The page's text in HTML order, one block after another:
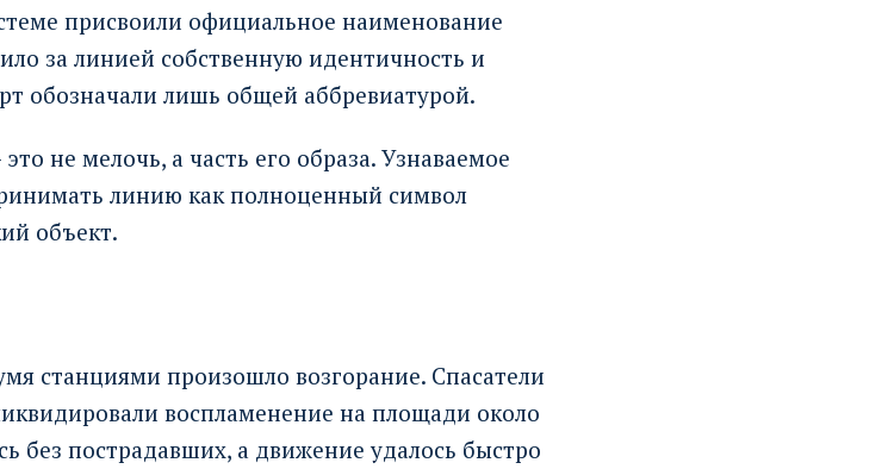
присвоили официальное наименование
за линией собственную идентичность и
обозначали лишь общей аббревиатурой.
не мелочь, а часть его образа. Узнаваемое
линию как полноценный символ
объект.
станциями произошло возгорание. Спасатели
воспламенение на площади около
без пострадавших, а движение удалось быстро